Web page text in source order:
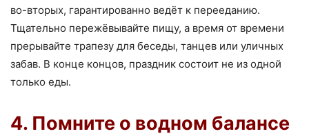
во-вторых, гарантированно ведёт к перееданию.
Тщательно пережёвывайте пищу, а время от времени
прерывайте трапезу для беседы, танцев или уличных
забав. В конце концов, праздник состоит не из одной
только еды.
4. Помните о водном балансе